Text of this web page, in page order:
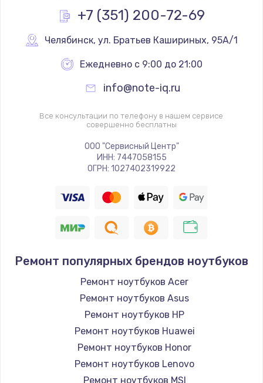
+7 (351) 200-72-69
Челябинск, ул. Братьев Кашириных, 95А/1
Ежедневно с 9:00 до 21:00
info@note-iq.ru
Все консультации по телефону в нашем сервисе
совершенно бесплатны
ООО "Сервисный Центр"
ИНН: 7447058155
ОГРН: 1027402319922
Ремонт популярных брендов ноутбуков
Ремонт ноутбуков Acer
Ремонт ноутбуков Asus
Ремонт ноутбуков HP
Ремонт ноутбуков Huawei
Ремонт ноутбуков Honor
Ремонт ноутбуков Lenovo
Ремонт ноутбуков MSI